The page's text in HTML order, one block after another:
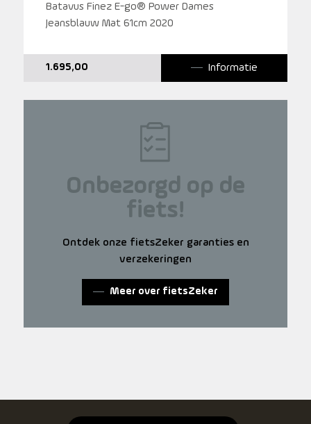
Batavus Finez E-go® Power Dames
Jeansblauw Mat 61cm 2020
1.695,00 Informatie
Onbezorgd op de
fiets!
Ontdek onze fietsZeker garanties en
verzekeringen
Meer over fietsZeker